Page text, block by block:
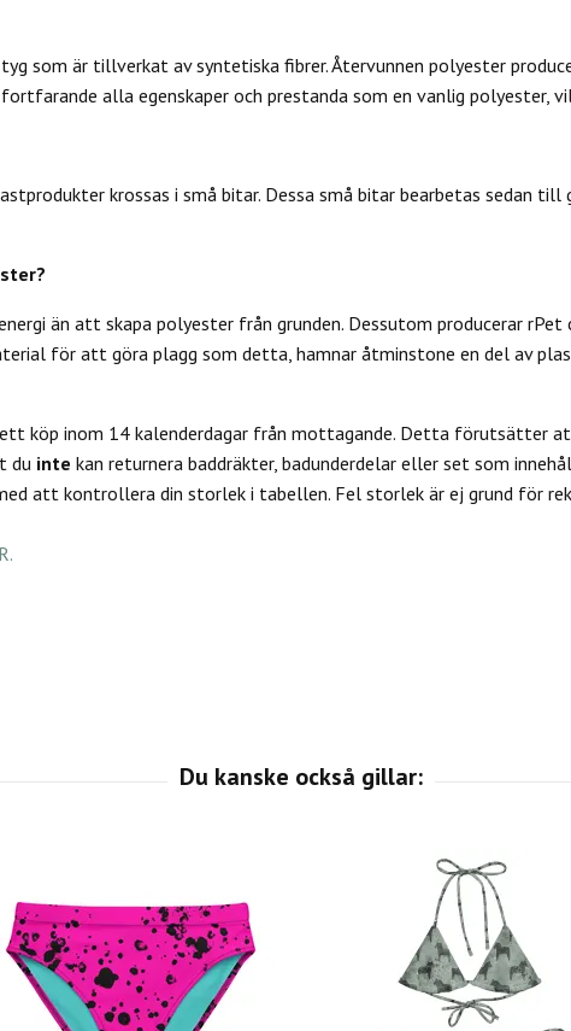
som är tillverkat av syntetiska fibrer. Återvunnen polyester
alla egenskaper och prestanda som en vanlig
krossas i små bitar. Dessa små bitar bearbetas sedan
än att skapa polyester från grunden. Dessutom producerar
för att göra plagg som detta, hamnar åtminstone en del av
köp inom 14 kalenderdagar från mottagande. Detta förutsätter
du inte kan returnera baddräkter, badunderdelar eller set som
att kontrollera din storlek i tabellen. Fel storlek är ej grund för